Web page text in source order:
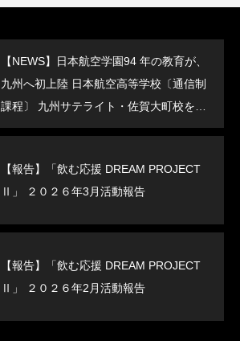
【NEWS】日本航空学園94 年の教育が、
九州へ初上陸 日本航空高等学校〔通信制
課程〕 九州サテライト・佐賀大町校を開
校
【報告】「飲む応援 DREAM PROJECT
Ⅱ」 ２０２６年3月活動報告
【報告】「飲む応援 DREAM PROJECT
Ⅱ」 ２０２６年2月活動報告